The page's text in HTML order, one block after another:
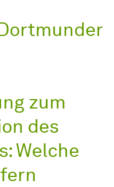
zum
des
Welche